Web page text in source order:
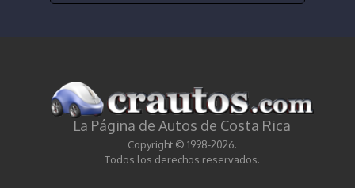
La Página de Autos de Costa Rica
Copyright © 1998-2026.
Todos los derechos reservados.